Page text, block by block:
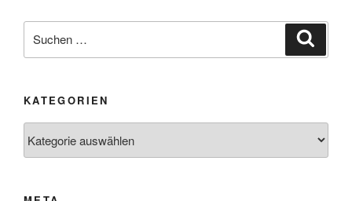
nach:
KATEGORIEN